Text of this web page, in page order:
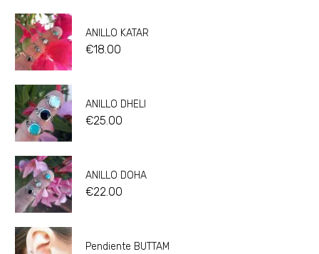
ANILLO KATAR
€18.00
ANILLO DHELI
€25.00
ANILLO DOHA
€22.00
Pendiente BUTTAM